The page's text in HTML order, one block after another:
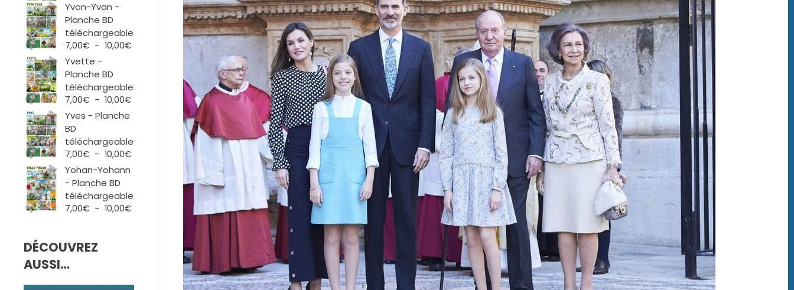
Yvon-Yvan -
Planche BD
téléchargeable
7,00€ – 10,00€
Yvette -
Planche BD
téléchargeable
7,00€ – 10,00€
Yves - Planche
BD
téléchargeable
7,00€ – 10,00€
Yohan-Yohann
- Planche BD
téléchargeable
7,00€ – 10,00€
DÉCOUVREZ
AUSSI…